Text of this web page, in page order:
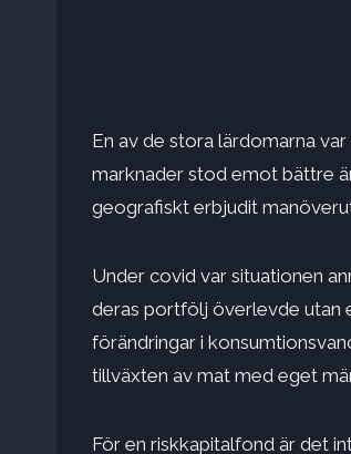
En av de stora lärdomarna
marknader stod emot bättre
geografiskt erbjudit
Under covid var situationen
deras portfölj överlevde utan
förändringar i
tillväxten av mat med eget
För en riskkapitalfond är det